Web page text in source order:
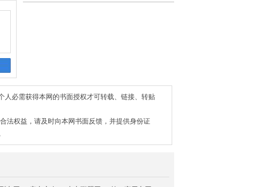
必需获得本网的书面授权才可转载、链接、转贴
法权益，请及时向本网书面反馈，并提供身份证